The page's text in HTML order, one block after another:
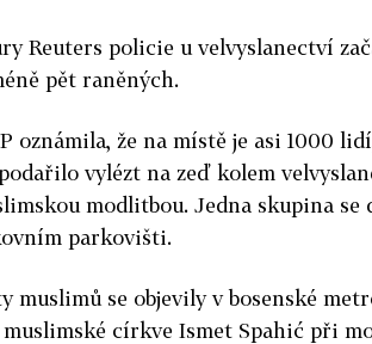
Reuters policie u velvyslanectví
pět raněných.
oznámila, že na místě je asi 1000
vylézt na zeď kolem
modlitbou. Jedna skupina
parkovišti.
muslimů se objevily v bosenské
církve Ismet Spahić při